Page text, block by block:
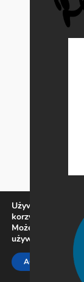
Używamy
korzystania z
Możesz
używamy, lub
ACCEPT